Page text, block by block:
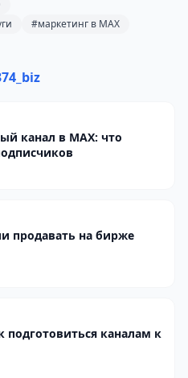
#маркетинг в MAX
канал в MAX: что
продавать на бирже
подготовиться каналам к